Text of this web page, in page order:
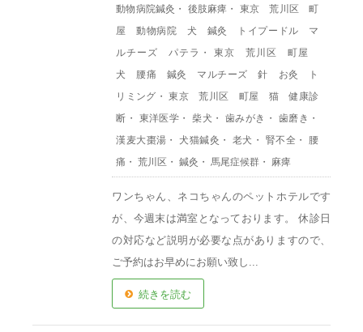
動物病院鍼灸 ・ 後肢麻痺 ・ 東京 荒川区 町
屋 動物病院 犬 鍼灸 トイプードル マ
ルチーズ パテラ ・東京 荒川区 町屋
犬 腰痛 鍼灸 マルチーズ 針 お灸 ト
リミング ・東京 荒川区 町屋 猫 健康診
断 ・ 東洋医学 ・柴犬 ・歯みがき ・ 歯磨き ・
漢麦大棗湯 ・犬猫鍼灸 ・老犬 ・ 腎不全 ・
腰
痛 ・荒川区 ・鍼灸 ・馬尾症候群 ・ 麻痺
ワンちゃん、ネコちゃんのペットホテルです
が、今週末は満室となっております。 休診日
の対応など説明が必要な点がありますので、
ご予約はお早めにお願い致し...
続きを読む